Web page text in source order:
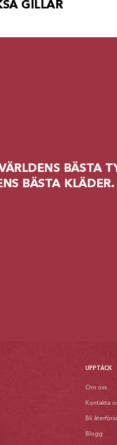
GILLAR
BÄSTA
BÄSTA KLÄDER.
UPPTÄCK
Om oss
Kontakta
Bli
Blogg